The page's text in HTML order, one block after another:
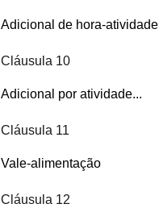
Adicional de hora-atividade
Cláusula 10
Adicional por atividade...
Cláusula 11
Vale-alimentação
Cláusula 12